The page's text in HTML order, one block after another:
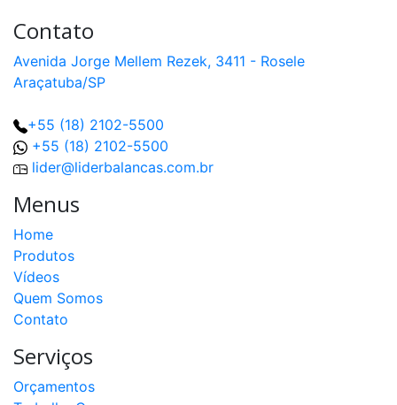
Contato
Avenida Jorge Mellem Rezek, 3411 - Rosele
Araçatuba/SP
+55 (18) 2102-5500
+55 (18) 2102-5500
lider@liderbalancas.com.br
Menus
Home
Produtos
Vídeos
Quem Somos
Contato
Serviços
Orçamentos